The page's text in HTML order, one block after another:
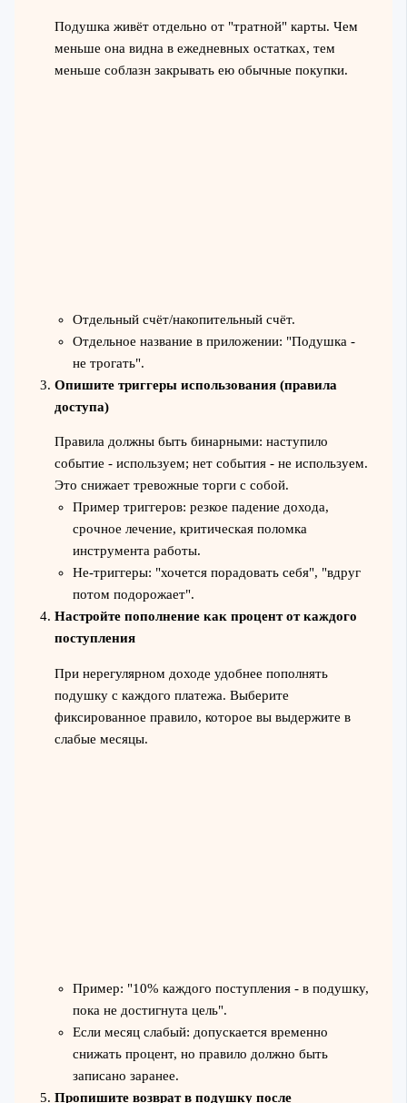
Подушка живёт отдельно от "тратной" карты. Чем
меньше она видна в ежедневных остатках, тем
меньше соблазн закрывать ею обычные покупки.
Отдельный счёт/накопительный счёт.
Отдельное название в приложении: "Подушка -
не трогать".
Опишите триггеры использования (правила
доступа)
Правила должны быть бинарными: наступило
событие - используем; нет события - не используем.
Это снижает тревожные торги с собой.
Пример триггеров: резкое падение дохода,
срочное лечение, критическая поломка
инструмента работы.
Не-триггеры: "хочется порадовать себя", "вдруг
потом подорожает".
Настройте пополнение как процент от каждого
поступления
При нерегулярном доходе удобнее пополнять
подушку с каждого платежа. Выберите
фиксированное правило, которое вы выдержите в
слабые месяцы.
Пример: "10% каждого поступления - в подушку,
пока не достигнута цель".
Если месяц слабый: допускается временно
снижать процент, но правило должно быть
записано заранее.
Пропишите возврат в подушку после